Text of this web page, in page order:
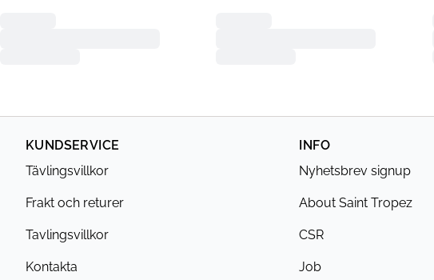
KUNDSERVICE
Tävlingsvillkor
Frakt och returer
Tavlingsvillkor
Kontakta
INFO
Nyhetsbrev signup
About Saint Tropez
CSR
Job